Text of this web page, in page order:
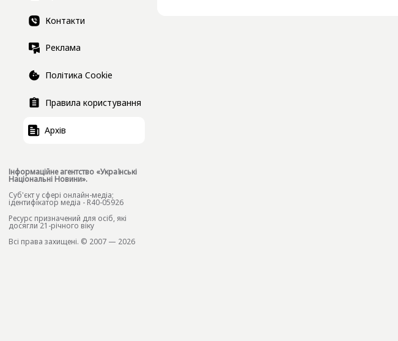
Контакти
Реклама
Політика Cookie
Правила користування
Архів
Інформаційне агентство «Українські
Національні Новини».
Cуб'єкт у сфері онлайн-медіа;
ідентифікатор медіа - R40-05926
Ресурс призначений для осіб, які
досягли 21-річного віку
Всі права захищені. © 2007 — 2026